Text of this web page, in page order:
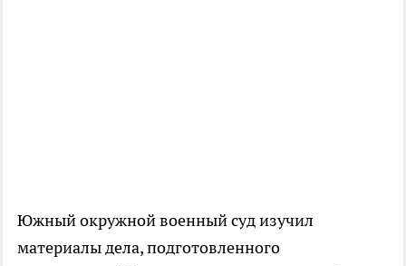
Южный окружной военный суд изучил
материалы дела, подготовленного